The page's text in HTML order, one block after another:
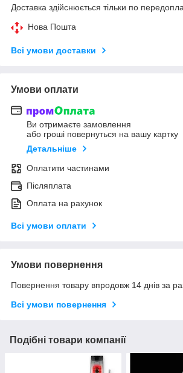
Доставка здійснюється тільки по
Нова Пошта
Всі умови доставки
Умови оплати
Ви отримаєте замовлення
або гроші повернуться на вашу картку
Детальніше
Оплатити частинами
Післяплата
Оплата на рахунок
Всі умови оплати
Умови повернення
Повернення товару впродовж 14 днів за
Всі умови повернення
Подібні товари компанії